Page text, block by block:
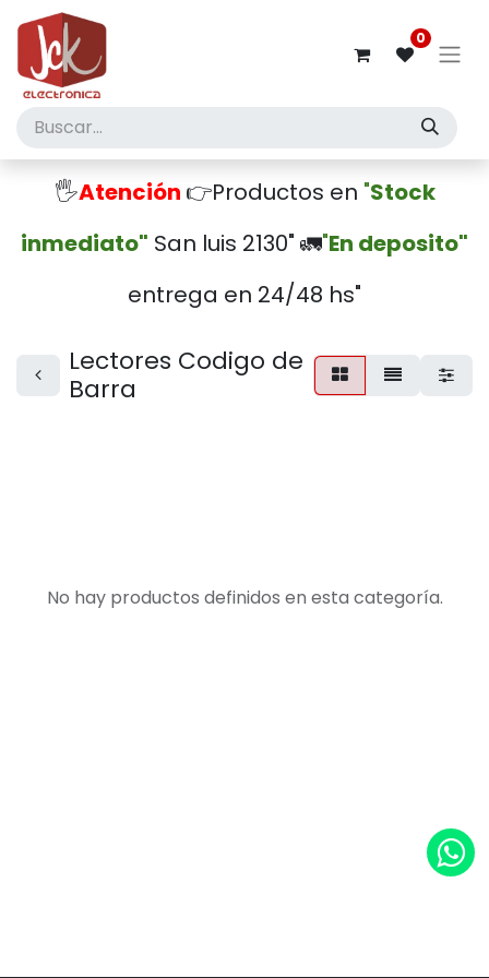
0
🖐️Atención 👉Productos en "Stock
inmediato" San luis 2130" 🚛"En deposito"
entrega en 24/48 hs"
Lectores Codigo de
Barra
No hay productos definidos en esta categoría.